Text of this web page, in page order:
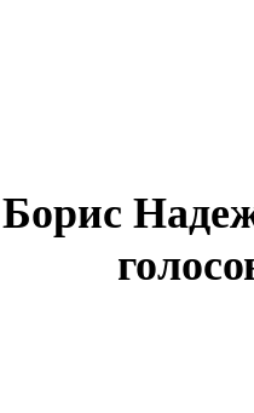
Борис